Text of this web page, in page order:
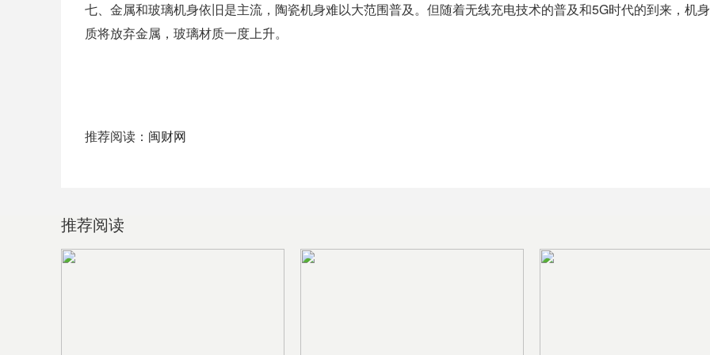
七、金属和玻璃机身依旧是主流，陶瓷机身难以大范围普及。但随着无线充电技术的普及和5G时代的到来，机
质将放弃金属，玻璃材质一度上升。
推荐阅读： 闽财网
推荐阅读